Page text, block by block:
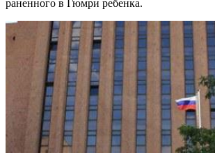
раненного в Гюмри ребенка.